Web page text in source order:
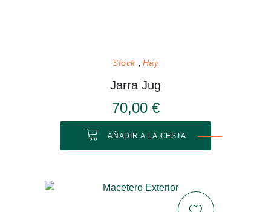
Stock Hay
Jarra Jug
70,00 €
AÑADIR A LA CESTA